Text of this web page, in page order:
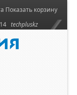
Показать корзину
techpluskz